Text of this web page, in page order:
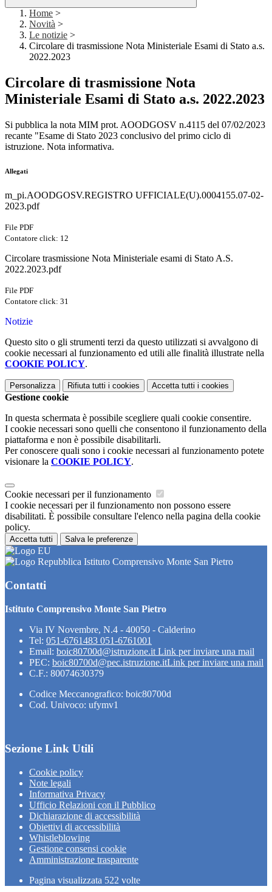
Home >
Novità >
Le notizie >
Circolare di trasmissione Nota Ministeriale Esami di Stato a.s.
2022.2023
Circolare di trasmissione Nota
Ministeriale Esami di Stato a.s. 2022.2023
Si pubblica la nota MIM prot. AOODGOSV n.4115 del 07/02/2023
recante "Esame di Stato 2023 conclusivo del primo ciclo di
istruzione. Nota informativa.
Allegati
m_pi.AOODGOSV.REGISTRO UFFICIALE(U).0004155.07-02-
2023.pdf
File PDF
Contatore click: 12
Circolare trasmissione Nota Ministeriale esami di Stato A.S.
2022.2023.pdf
File PDF
Contatore click: 31
Notizie
Questo sito o gli strumenti terzi da questo utilizzati si avvalgono di
cookie necessari al funzionamento ed utili alle finalità illustrate nella
COOKIE POLICY.
Personalizza Rifiuta tutti i cookies Accetta tutti i cookies
Gestione cookie
In questa schermata è possibile scegliere quali cookie consentire.
I cookie necessari sono quelli che consentono il funzionamento della
piattaforma e non è possibile disabilitarli.
Per conoscere quali sono i cookie necessari al funzionamento potete
visionare la COOKIE POLICY.
Cookie necessari per il funzionamento
I cookie necessari per il funzionamento non possono essere
disabilitati. È possibile consultare l'elenco nella pagina della cookie
policy.
Accetta tutti Salva le preferenze
Istituto Comprensivo Monte San Pietro
Contatti
Istituto Comprensivo Monte San Pietro
Via IV Novembre, N.4 - 40050 - Calderino
Tel: 051-6761483 051-6761001
Email: boic80700d@istruzione.it Link per inviare una mail
PEC: boic80700d@pec.istruzione.itLink per inviare una mail
C.F.: 80074630379
Codice Meccanografico: boic80700d
Cod. Univoco: ufymv1
Sezione Link Utili
Cookie policy
Note legali
Informativa Privacy
Ufficio Relazioni con il Pubblico
Dichiarazione di accessibilità
Obiettivi di accessibilità
Whistleblowing
Gestione consensi cookie
Amministrazione trasparente
Pagina visualizzata 522 volte